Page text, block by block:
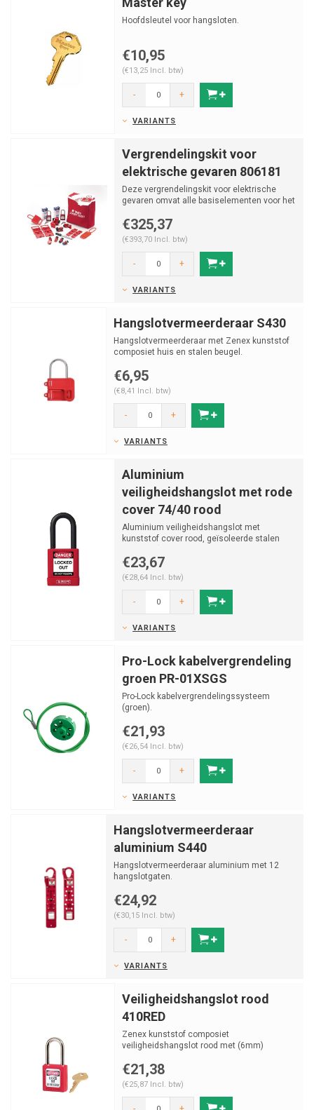
Hoofdsleutel voor hangsloten.
€10,95
(€13,25 Incl. btw)
- +
VARIANTS
Vergrendelingskit voor
elektrische gevaren 806181
Deze vergrendelingskit voor elektrische
gevaren omvat alle basiselementen voor het
€325,37
(€393,70 Incl. btw)
- +
VARIANTS
Hangslotvermeerderaar S430
Hangslotvermeerderaar met Zenex kunststof
composiet huis en stalen beugel.
€6,95
(€8,41 Incl. btw)
- +
VARIANTS
Aluminium
veiligheidshangslot met rode
cover 74/40 rood
Aluminium veiligheidshangslot met
kunststof cover rood, geïsoleerde stalen
€23,67
(€28,64 Incl. btw)
- +
VARIANTS
Pro-Lock kabelvergrendeling
groen PR-01XSGS
Pro-Lock kabelvergrendelingssysteem
(groen).
€21,93
(€26,54 Incl. btw)
- +
VARIANTS
Hangslotvermeerderaar
aluminium S440
Hangslotvermeerderaar aluminium met 12
hangslotgaten.
€24,92
(€30,15 Incl. btw)
- +
VARIANTS
Veiligheidshangslot rood
410RED
Zenex kunststof composiet
veiligheidshangslot rood met (6mm)
€21,38
(€25,87 Incl. btw)